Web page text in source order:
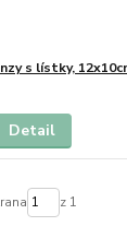
s lístky,
Detail
z 1